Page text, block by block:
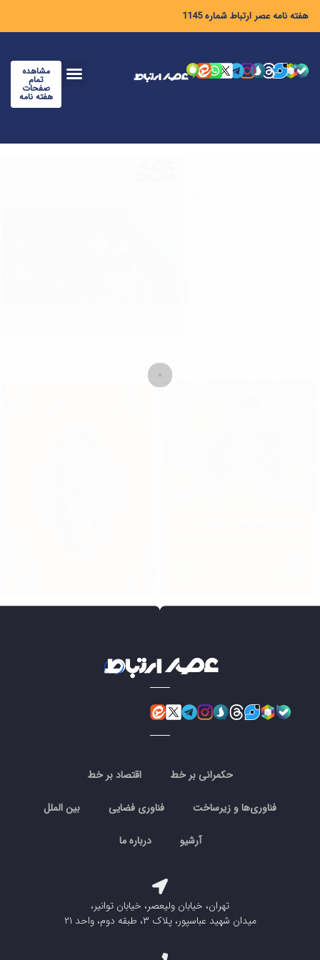
هفته نامه عصر ارتباط شماره 1145
مشاهده
تمام
صفحات
هفته نامه
حکمرانی بر خط اقتصاد بر خط
فناوری‌ها و زیرساخت فناوری فضایی بین الملل
آرشیو درباره ما
تهران، خیابان ولیعصر، خیابان توانیر،
میدان شهید عباسپور، پلاک ۳، طبقه دوم، واحد ۲۱